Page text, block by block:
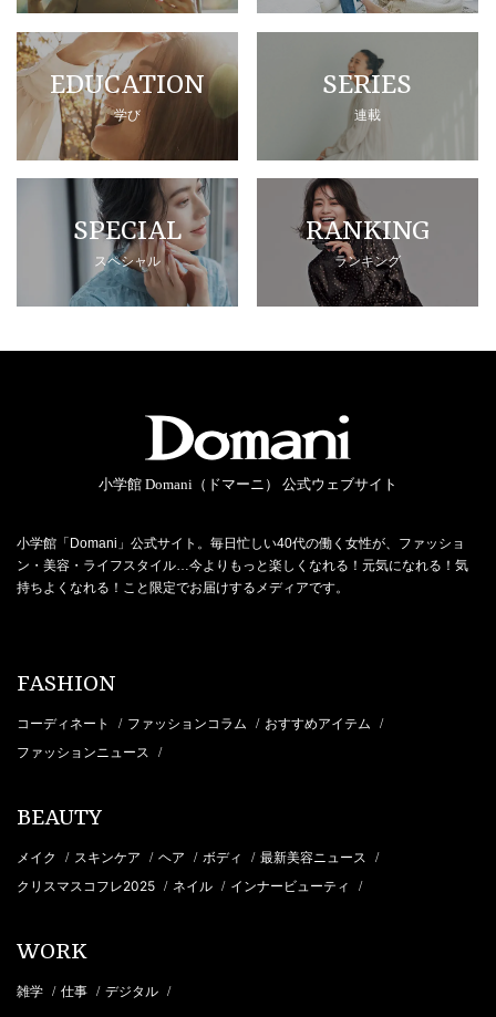
EDUCATION
学び
SERIES
連載
SPECIAL
スペシャル
RANKING
ランキング
小学館 Domani（ドマーニ） 公式ウェブサイト
小学館「Domani」公式サイト。毎日忙しい40代の働く女性が、ファッショ
ン・美容・ライフスタイル…今よりもっと楽しくなれる！元気になれる！気
持ちよくなれる！こと限定でお届けするメディアです。
FASHION
コーディネート / ファッションコラム / おすすめアイテム /
ファッションニュース /
BEAUTY
メイク / スキンケア / ヘア / ボディ / 最新美容ニュース /
クリスマスコフレ2025 / ネイル / インナービューティ /
WORK
雑学 / 仕事 / デジタル /